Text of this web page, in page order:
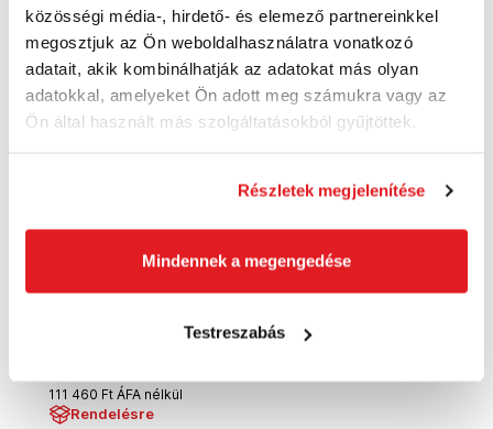
közösségi média-, hirdető- és elemező partnereinkkel
megosztjuk az Ön weboldalhasználatra vonatkozó
adatait, akik kombinálhatják az adatokat más olyan
adatokkal, amelyeket Ön adott meg számukra vagy az
Ön által használt más szolgáltatásokból gyűjtöttek.
Részletek megjelenítése
Mindennek a megengedése
Testreszabás
KINGTONY Pneumatikus csavarbehajtó
111 460 Ft ÁFA nélkül
Rendelésre